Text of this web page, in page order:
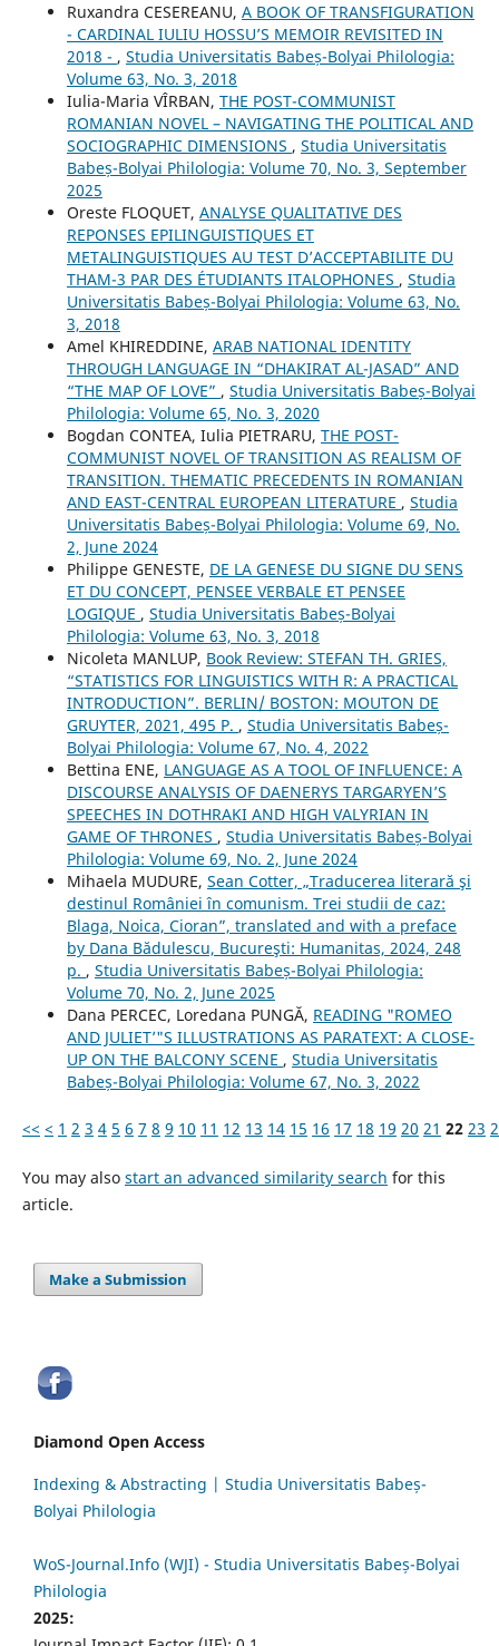
Ruxandra CESEREANU, A BOOK OF TRANSFIGURATION
- CARDINAL IULIU HOSSU’S MEMOIR REVISITED IN
2018 - , Studia Universitatis Babeș-Bolyai Philologia:
Volume 63, No. 3, 2018
Iulia-Maria VÎRBAN, THE POST-COMMUNIST
ROMANIAN NOVEL – NAVIGATING THE POLITICAL AND
SOCIOGRAPHIC DIMENSIONS , Studia Universitatis
Babeș-Bolyai Philologia: Volume 70, No. 3, September
2025
Oreste FLOQUET, ANALYSE QUALITATIVE DES
REPONSES EPILINGUISTIQUES ET
METALINGUISTIQUES AU TEST D’ACCEPTABILITE DU
THAM-3 PAR DES ÉTUDIANTS ITALOPHONES , Studia
Universitatis Babeș-Bolyai Philologia: Volume 63, No.
3, 2018
Amel KHIREDDINE, ARAB NATIONAL IDENTITY
THROUGH LANGUAGE IN “DHAKIRAT AL-JASAD” AND
“THE MAP OF LOVE” , Studia Universitatis Babeș-Bolyai
Philologia: Volume 65, No. 3, 2020
Bogdan CONTEA, Iulia PIETRARU, THE POST-
COMMUNIST NOVEL OF TRANSITION AS REALISM OF
TRANSITION. THEMATIC PRECEDENTS IN ROMANIAN
AND EAST-CENTRAL EUROPEAN LITERATURE , Studia
Universitatis Babeș-Bolyai Philologia: Volume 69, No.
2, June 2024
Philippe GENESTE, DE LA GENESE DU SIGNE DU SENS
ET DU CONCEPT, PENSEE VERBALE ET PENSEE
LOGIQUE , Studia Universitatis Babeș-Bolyai
Philologia: Volume 63, No. 3, 2018
Nicoleta MANLUP, Book Review: STEFAN TH. GRIES,
“STATISTICS FOR LINGUISTICS WITH R: A PRACTICAL
INTRODUCTION”. BERLIN/ BOSTON: MOUTON DE
GRUYTER, 2021, 495 P. , Studia Universitatis Babeș-
Bolyai Philologia: Volume 67, No. 4, 2022
Bettina ENE, LANGUAGE AS A TOOL OF INFLUENCE: A
DISCOURSE ANALYSIS OF DAENERYS TARGARYEN’S
SPEECHES IN DOTHRAKI AND HIGH VALYRIAN IN
GAME OF THRONES , Studia Universitatis Babeș-Bolyai
Philologia: Volume 69, No. 2, June 2024
Mihaela MUDURE, Sean Cotter, „Traducerea literară şi
destinul României în comunism. Trei studii de caz:
Blaga, Noica, Cioran”, translated and with a preface
by Dana Bădulescu, Bucureşti: Humanitas, 2024, 248
p. , Studia Universitatis Babeș-Bolyai Philologia:
Volume 70, No. 2, June 2025
Dana PERCEC, Loredana PUNGĂ, READING "ROMEO
AND JULIET’"S ILLUSTRATIONS AS PARATEXT: A CLOSE-
UP ON THE BALCONY SCENE , Studia Universitatis
Babeș-Bolyai Philologia: Volume 67, No. 3, 2022
<< < 1 2 3 4 5 6 7 8 9 10 11 12 13 14 15 16 17 18 19 20 21 22 23
You may also start an advanced similarity search for this
article.
Make a Submission
Diamond Open Access
Indexing & Abstracting | Studia Universitatis Babeș-
Bolyai Philologia
WoS-Journal.Info (WJI) - Studia Universitatis Babeș-Bolyai
Philologia
2025: